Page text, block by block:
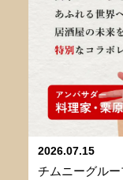
2026.07.15
チムニーグル